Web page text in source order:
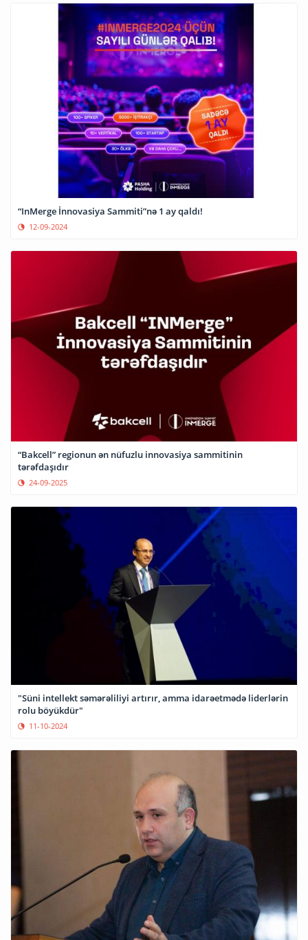
“InMerge İnnovasiya Sammiti”nə 1 ay qaldı!
12-09-2024
“Bakcell” regionun ən nüfuzlu innovasiya sammitinin
tərəfdaşıdır
24-09-2025
"Süni intellekt səmərəliliyi artırır, amma idarəetmədə liderlərin
rolu böyükdür"
11-10-2024